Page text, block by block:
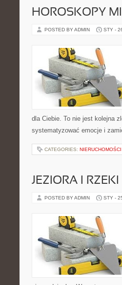
HOROSKOPY
POSTED BY ADMIN STY -
dla Ciebie. To nie jest kolejna
systematyzować emocje i
CATEGORIES: NIERUCHOMOŚCI
JEZIORA I RZEKI
POSTED BY ADMIN STY -